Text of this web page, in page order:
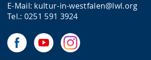
E-Mail: kultur-in-westfalen@lwl.org
Tel.: 0251 591 3924